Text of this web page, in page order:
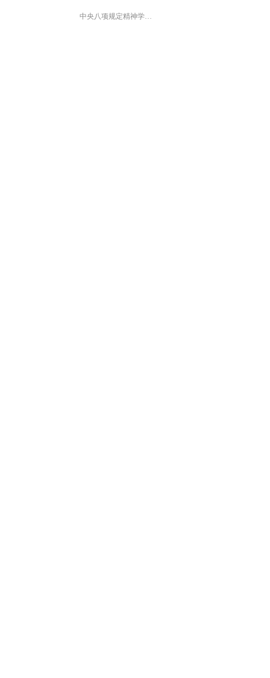
中央八项规定精神学习教育2025